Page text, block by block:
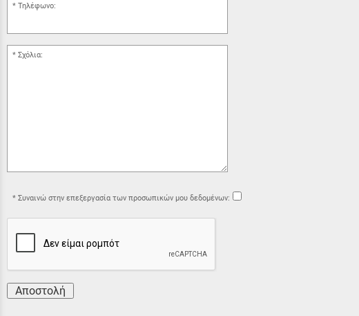
Τηλέφωνο:
Σχόλια:
Συναινώ στην επεξεργασία των προσωπικών μου δεδομένων:
Αποστολή